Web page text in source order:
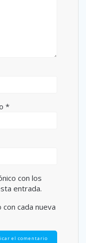
*
con los
entrada.
cada nueva